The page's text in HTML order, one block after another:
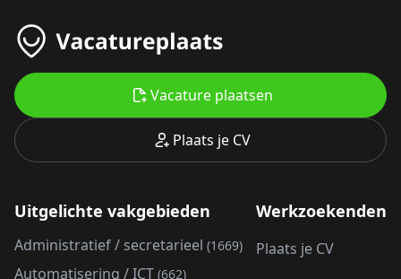
Plaats je CV
Vacature plaatsen
Uitgelichte vakgebieden
Administratief / secretarieel (1669)
Automatisering / ICT (662)
Werkzoekenden
Plaats je CV